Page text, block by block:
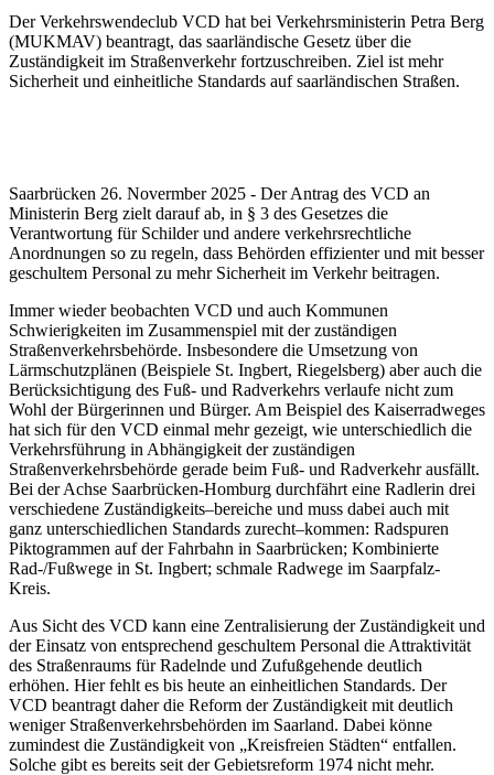
Der Verkehrswendeclub VCD hat bei Verkehrsministerin Petra Berg
(MUKMAV) beantragt, das saarländische Gesetz über die
Zuständigkeit im Straßenverkehr fortzuschreiben. Ziel ist mehr
Sicherheit und einheitliche Standards auf saarländischen Straßen.
Saarbrücken 26. Novermber 2025 - Der Antrag des VCD an
Ministerin Berg zielt darauf ab, in § 3 des Gesetzes die
Verantwortung für Schilder und andere verkehrsrechtliche
Anordnungen so zu regeln, dass Behörden effizienter und mit besser
geschultem Personal zu mehr Sicherheit im Verkehr beitragen.
Immer wieder beobachten VCD und auch Kommunen
Schwierigkeiten im Zusammenspiel mit der zuständigen
Straßenverkehrsbehörde. Insbesondere die Umsetzung von
Lärmschutzplänen (Beispiele St. Ingbert, Riegelsberg) aber auch die
Berücksichtigung des Fuß- und Radverkehrs verlaufe nicht zum
Wohl der Bürgerinnen und Bürger. Am Beispiel des Kaiserradweges
hat sich für den VCD einmal mehr gezeigt, wie unterschiedlich die
Verkehrsführung in Abhängigkeit der zuständigen
Straßenverkehrsbehörde gerade beim Fuß- und Radverkehr ausfällt.
Bei der Achse Saarbrücken-Homburg durchfährt eine Radlerin drei
verschiedene Zuständigkeits–bereiche und muss dabei auch mit
ganz unterschiedlichen Standards zurecht–kommen: Radspuren
Piktogrammen auf der Fahrbahn in Saarbrücken; Kombinierte
Rad-/Fußwege in St. Ingbert; schmale Radwege im Saarpfalz-
Kreis.
Aus Sicht des VCD kann eine Zentralisierung der Zuständigkeit und
der Einsatz von entsprechend geschultem Personal die Attraktivität
des Straßenraums für Radelnde und Zufußgehende deutlich
erhöhen. Hier fehlt es bis heute an einheitlichen Standards. Der
VCD beantragt daher die Reform der Zuständigkeit mit deutlich
weniger Straßenverkehrsbehörden im Saarland. Dabei könne
zumindest die Zuständigkeit von „Kreisfreien Städten“ entfallen.
Solche gibt es bereits seit der Gebietsreform 1974 nicht mehr.